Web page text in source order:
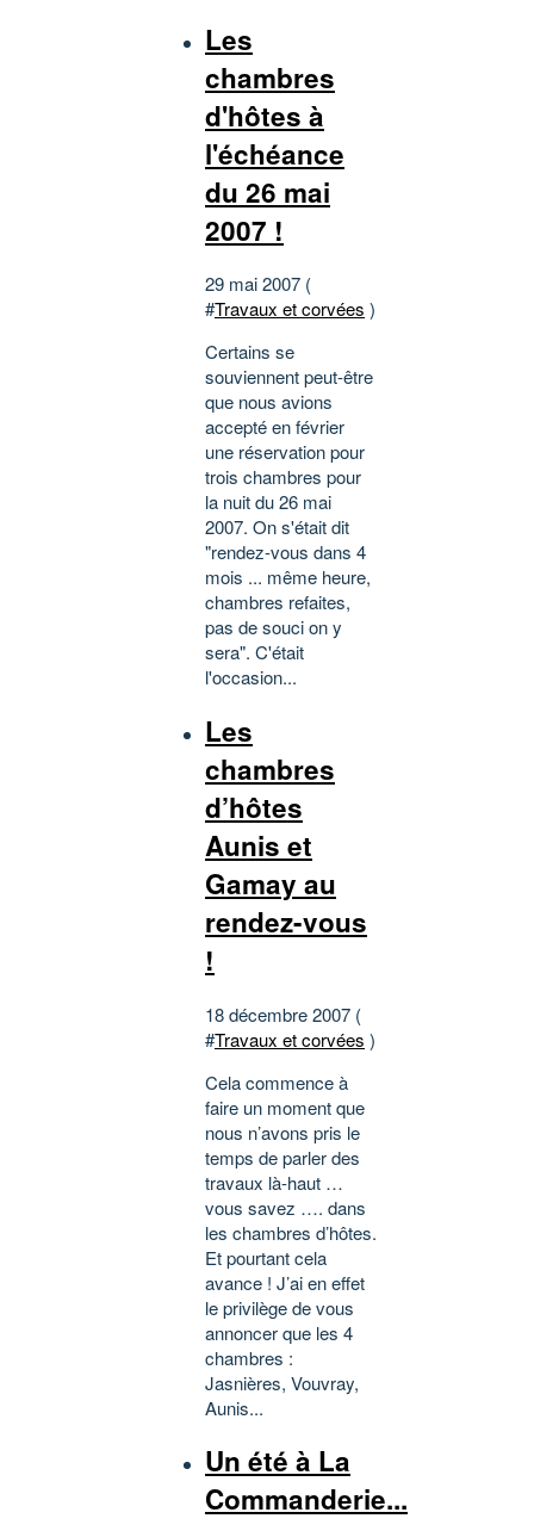
Les
chambres
d'hôtes à
l'échéance
du 26 mai
2007 !
29 mai 2007 (
#Travaux et corvées )
Certains se
souviennent peut-être
que nous avions
accepté en février
une réservation pour
trois chambres pour
la nuit du 26 mai
2007. On s'était dit
"rendez-vous dans 4
mois ... même heure,
chambres refaites,
pas de souci on y
sera". C'était
l'occasion...
Les
chambres
d’hôtes
Aunis et
Gamay au
rendez-vous
!
18 décembre 2007 (
#Travaux et corvées )
Cela commence à
faire un moment que
nous n’avons pris le
temps de parler des
travaux là-haut …
vous savez …. dans
les chambres d’hôtes.
Et pourtant cela
avance ! J’ai en effet
le privilège de vous
annoncer que les 4
chambres :
Jasnières, Vouvray,
Aunis...
Un été à La
Commanderie...